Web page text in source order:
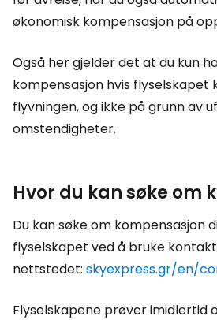
økonomisk kompensasjon på
Også her gjelder det at du kun
kompensasjon hvis flyselskapet
flyvningen, og ikke på grunn av
omstendigheter.
Hvor du kan søke om
Du kan søke om kompensasjon
flyselskapet ved å bruke
nettstedet: skyexpress.gr/en/
Flyselskapene prøver imidlertid